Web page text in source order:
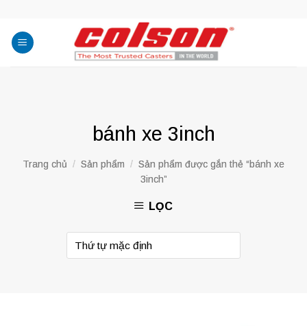
content
bánh xe 3inch
Trang chủ / Sản phẩm / Sản phẩm được gắn thẻ “bánh xe
3inch”
LỌC